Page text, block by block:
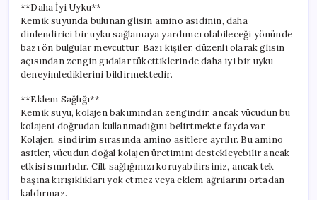
**Daha İyi Uyku**
Kemik suyunda bulunan glisin amino asidinin, daha
dinlendirici bir uyku sağlamaya yardımcı olabileceği yönünde
bazı ön bulgular mevcuttur. Bazı kişiler, düzenli olarak glisin
açısından zengin gıdalar tükettiklerinde daha iyi bir uyku
deneyimlediklerini bildirmektedir.
**Eklem Sağlığı**
Kemik suyu, kolajen bakımından zengindir, ancak vücudun bu
kolajeni doğrudan kullanmadığını belirtmekte fayda var.
Kolajen, sindirim sırasında amino asitlere ayrılır. Bu amino
asitler, vücudun doğal kolajen üretimini destekleyebilir ancak
etkisi sınırlıdır. Cilt sağlığınızı koruyabilirsiniz, ancak tek
başına kırışıklıkları yok etmez veya eklem ağrılarını ortadan
kaldırmaz.